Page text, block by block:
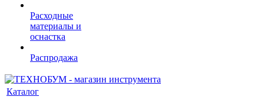
Расходные
материалы и
оснастка
Распродажа
Каталог